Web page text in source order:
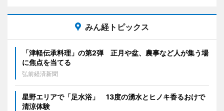
みん経トピックス
「津軽伝承料理」の第2弾 正月や盆、農事など人が集う場
に焦点を当てる
弘前経済新聞
星野エリアで「足水浴」 13度の湧水とヒノキ香るおけで
清涼体験